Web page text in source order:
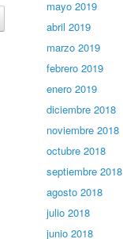
mayo 2019
abril 2019
marzo 2019
febrero 2019
enero 2019
diciembre 2018
noviembre 2018
octubre 2018
septiembre 2018
agosto 2018
julio 2018
junio 2018